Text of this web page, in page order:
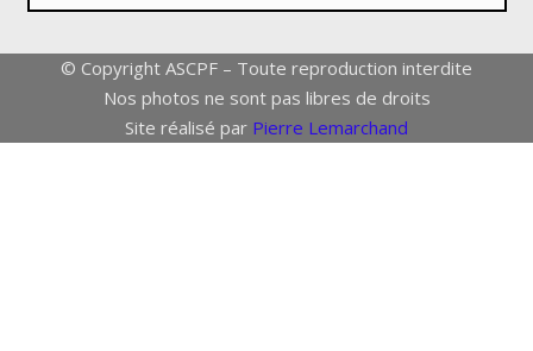
© Copyright ASCPF – Toute reproduction interdite
Nos photos ne sont pas libres de droits
Site réalisé par Pierre Lemarchand